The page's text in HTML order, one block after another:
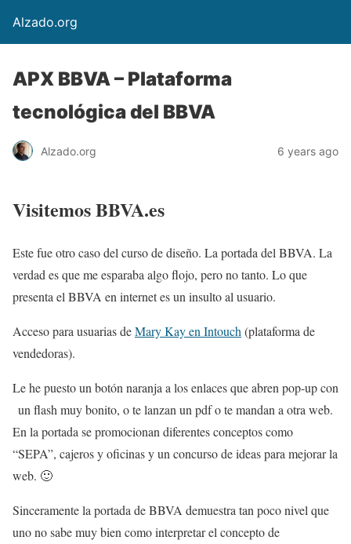
Alzado.org
APX BBVA – Plataforma
tecnológica del BBVA
Alzado.org 6 years ago
Visitemos BBVA.es
Este fue otro caso del curso de diseño. La portada del BBVA. La
verdad es que me esparaba algo flojo, pero no tanto. Lo que
presenta el BBVA en internet es un insulto al usuario.
Acceso para usuarias deMary Kay en Intouch (plataforma de
vendedoras).
Le he puesto un botón naranja a los enlaces que abren pop-up con
un flash muy bonito, o te lanzan un pdf o te mandan a otra web.
En la portada se promocionan diferentes conceptos como
“SEPA”, cajeros y oficinas y un concurso de ideas para mejorar la
web. 🙂
Sinceramente la portada de BBVA demuestra tan poco nivel que
uno no sabe muy bien como interpretar el concepto de